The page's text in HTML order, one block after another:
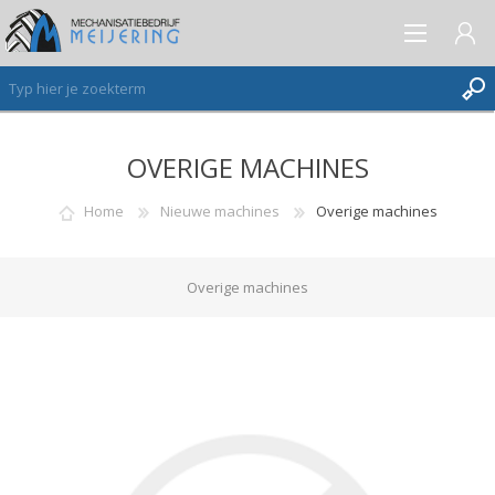
AANMELDEN ALS NIEUWE KLANT
INLOGGEN
OVERIGE MACHINES
Home Nieuwe machines Overige machines
Overige machines